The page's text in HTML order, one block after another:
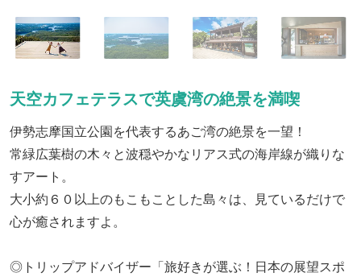
天空カフェテラスで英虞湾の絶景を満喫
伊勢志摩国立公園を代表するあご湾の絶景を一望！
常緑広葉樹の木々と波穏やかなリアス式の海岸線が織りな
すアート。
大小約６０以上のもこもことした島々は、見ているだけで
心が癒されますよ。
◎トリップアドバイザー「旅好きが選ぶ！日本の展望スポ